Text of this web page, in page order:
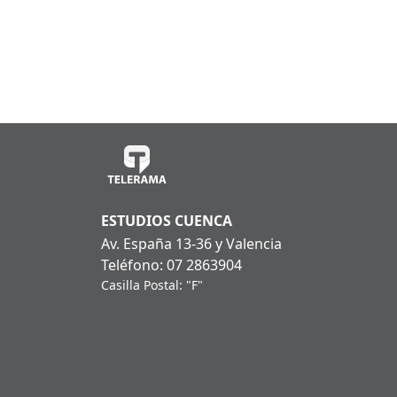
ESTUDIOS CUENCA
Av. España 13-36 y Valencia
Teléfono: 07 2863904
Casilla Postal: "F"